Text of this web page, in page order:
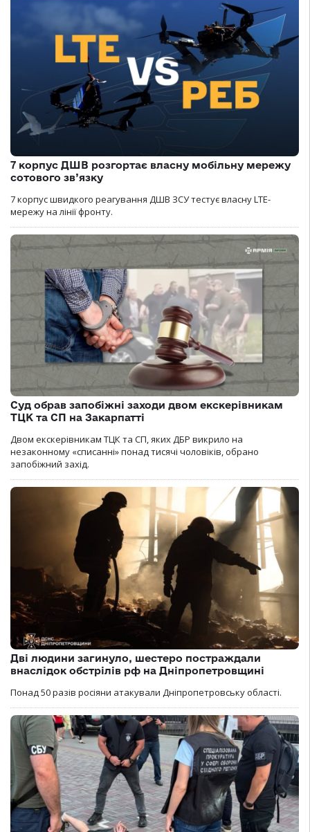
7 корпус ДШВ розгортає власну мобільну мережу
сотового зв’язку
7 корпус швидкого реагування ДШВ ЗСУ тестує власну LTE-
мережу на лінії фронту.
Суд обрав запобіжні заходи двом екскерівникам
ТЦК та СП на Закарпатті
Двом екскерівникам ТЦК та СП, яких ДБР викрило на
незаконному «списанні» понад тисячі чоловіків, обрано
запобіжний захід.
Дві людини загинуло, шестеро постраждали
внаслідок обстрілів рф на Дніпропетровщині
Понад 50 разів росіяни атакували Дніпропетровську області.